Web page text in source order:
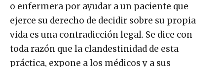
o enfermera por ayudar a un paciente que
ejerce su derecho de decidir sobre su propia
vida es una contradicción legal. Se dice con
toda razón que la clandestinidad de esta
práctica, expone a los médicos y a sus